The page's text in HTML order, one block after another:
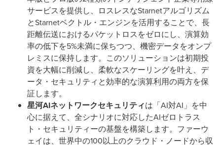
サービスを提供し、ロスレスなStarnetアルゴリズム
とStarnetベクトル・エンジンを活用することで、長
距離伝送におけるパケットロスをゼロにし、演算効
率の低下を5%未満に保ちつつ、機密データをオンプ
レミスに保持します。このソリューションは初期投
資を大幅に削減し、柔軟なスケーリングを叶え、デ
ータ・セキュリティと効率的な演算利用の両方を保
証します。
星河AIネットワークセキュリティは「AI対AI」を中
心に据えて、全シナリオに対応したAIゼロトラス
ト・セキュリティーの基盤を構築します。ファーウ
ェイは、世界中の100以上のクラウド・ノードから収